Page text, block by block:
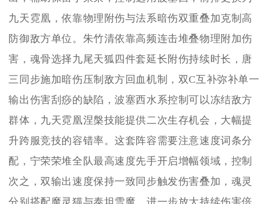
九天霓凰，依靠物理附伤与法系暗伤双重叠加克制高
防御敌方单位。朱竹清依靠高频连击堆叠物理附加伤
害，魂骨选择九尾天狐四件套延长附伤持续时长，唐
三同步施加暗伤压制敌方回血机制，双C互补弥补单一
输出伤害刮痧的缺陷，波塞西水系控制可以冻结敌方
群体，九天霓凰涅槃技能提供二次生存机会，大幅提
升跨服竞技的容错率。这套阵容需要注意速度词条分
配，宁荣荣堆全队最高速度先手开启增幅领域，控制
次之，双输出速度保持一致同步触发伤害叠加，魂灵